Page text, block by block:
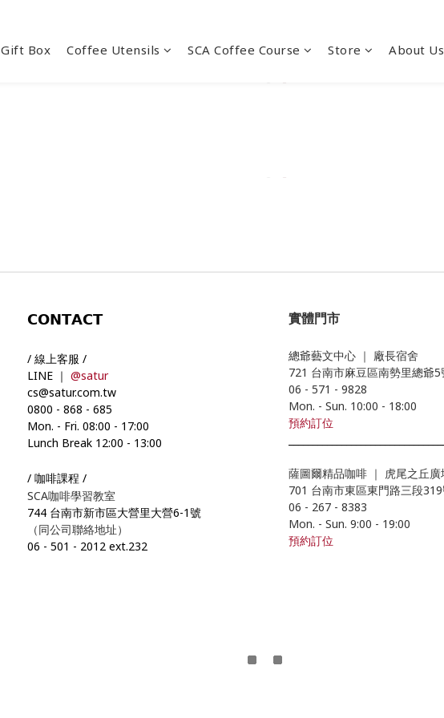
Gift Box Coffee Utensils SCA Coffee Course Store About Us
𝗖𝗢𝗡𝗧𝗔𝗖𝗧
/ 線上客服 /
LINE ｜ @satur
cs@satur.com.tw
0800 - 868 - 685
Mon. - Fri. 08:00 - 17:00
Lunch Break 12:00 - 13:00
/ 咖啡課程 /
SCA咖啡學習教室
744 台南市新市區大營里大營6-1號
（同公司聯絡地址）
06 - 501 - 2012 ext.232
實體門市
總爺藝文中心 ｜ 廠長宿舍
721 台南市麻豆區南勢里總爺5
06 - 571 - 9828
Mon. - Sun. 10:00 - 18:00
預約訂位
薩圖爾精品咖啡 ｜
虎尾之丘廣
701 台南市東區東門路三段
06 - 267 - 8383
Mon. - Sun. 9:00 - 19:00
預約訂位